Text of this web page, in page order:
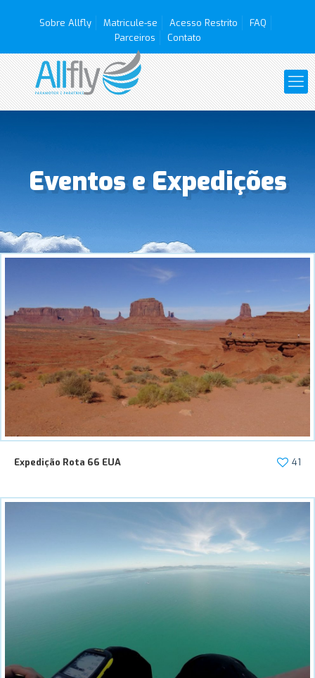
Sobre Allfly Matricule-se Acesso Restrito
FAQ
Parceiros
Contato
Eventos e Expedições
Expedição Rota 66 EUA 41